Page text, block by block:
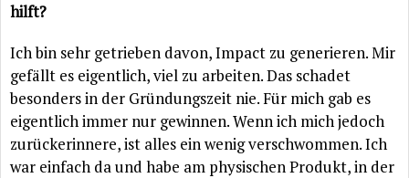
hilft?
Ich bin sehr getrieben davon, Impact zu generieren. Mir
gefällt es eigentlich, viel zu arbeiten. Das schadet
besonders in der Gründungszeit nie. Für mich gab es
eigentlich immer nur gewinnen. Wenn ich mich jedoch
zurückerinnere, ist alles ein wenig verschwommen. Ich
war einfach da und habe am physischen Produkt, in der